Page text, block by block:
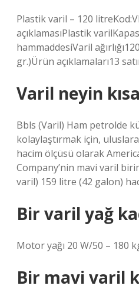
Plastik varil – 120
açıklamasıPlastik
hammaddesiVaril
gr.)Ürün açıklamaları13
Varil neyin
Bbls (Varil) Ham petrolde
kolaylaştırmak için,
hacim ölçüsü olarak
Company’nin mavi varil
varil) 159 litre (42 galon)
Bir varil yağ
Motor yağı 20 W/50 – 180
Bir mavi varil